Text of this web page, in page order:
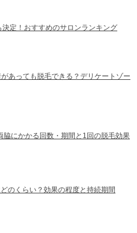
定！おすすめのサロンランキング
あっても脱毛できる？デリケートゾー
脇にかかる回数・期間と1回の脱毛効果
のくらい？効果の程度と持続期間